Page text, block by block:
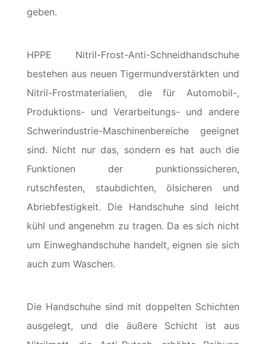
geben.
HPPE Nitril-Frost-Anti-Schneidhandschuhe
bestehen aus neuen Tigermundverstärkten und
Nitril-Frostmaterialien, die für Automobil-,
Produktions- und Verarbeitungs- und andere
Schwerindustrie-Maschinenbereiche geeignet
sind. Nicht nur das, sondern es hat auch die
Funktionen der punktionssicheren,
rutschfesten, staubdichten, ölsicheren und
Abriebfestigkeit. Die Handschuhe sind leicht
kühl und angenehm zu tragen. Da es sich nicht
um Einweghandschuhe handelt, eignen sie sich
auch zum Waschen.
Die Handschuhe sind mit doppelten Schichten
ausgelegt, und die äußere Schicht ist aus